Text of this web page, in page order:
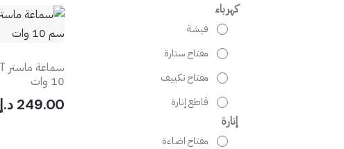
كهرباء
فيشة
مفتاح ستارة
مفتاح تكييف
قاطع إنارة
إنارة
مفتاح اضاءة
10 وات
249.00 د.إ